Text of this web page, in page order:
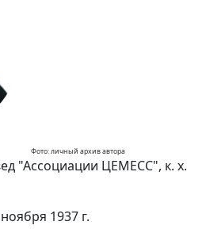
Фото: личный архив автора
"Ассоциации ЦЕМЕСС", к. х.
1937 г.